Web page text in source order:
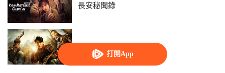
打開App
長安秘聞錄